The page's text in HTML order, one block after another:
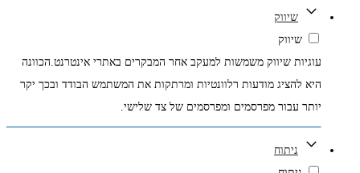
שיווק
שיווק
עוגיות שיווק משמשות למעקב אחר המבקרים באתרי אינטרנט.הכוונה
היא להציג מודעות רלוונטיות ומרתקות את המשתמש הבודד ובכך יקר
יותר עבור מפרסמים ומפרסמים של צד שלישי.
ניתוח